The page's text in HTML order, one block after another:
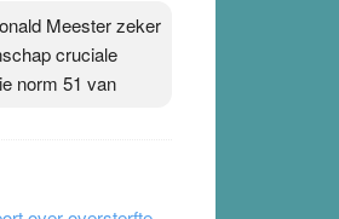
Meester zeker
cruciale
norm 51 van